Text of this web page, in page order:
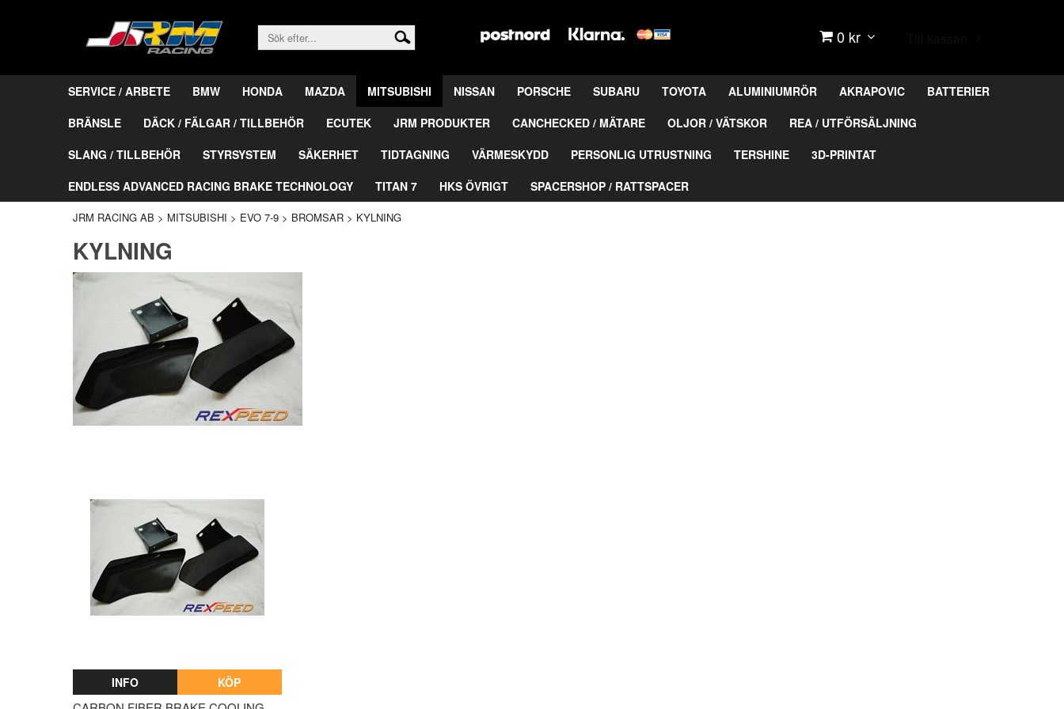
0 kr
SERVICE / ARBETE BMW HONDA MAZDA MITSUBISHI NISSAN PORSCHE SUBARU TOYOTA ALUMINIUMRÖR AKRAPOVIC
BATTERIER
BRÄNSLE
DÄCK / FÄLGAR / TILLBEHÖR ECUTEK JRM PRODUKTER CANCHECKED / MÄTARE OLJOR / VÄTSKOR
REA / UTFÖRSÄLJNING
SLANG / TILLBEHÖR
STYRSYSTEM SÄKERHET TIDTAGNING VÄRMESKYDD PERSONLIG UTRUSTNING TERSHINE
3D-PRINTAT
ENDLESS ADVANCED RACING BRAKE TECHNOLOGY
TITAN 7 HKS ÖVRIGT SPACERSHOP / RATTSPACER
JRM RACING AB > MITSUBISHI > EVO 7-9 > BROMSAR > KYLNING
KYLNING
INFO KÖP